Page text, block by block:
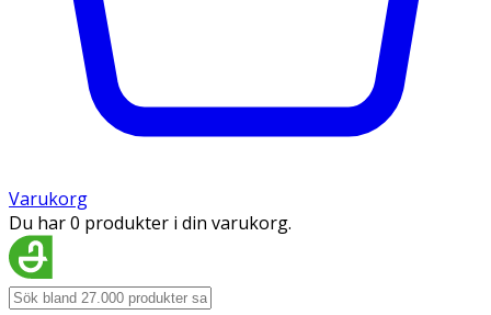
Varukorg
Du har 0 produkter i din varukorg.